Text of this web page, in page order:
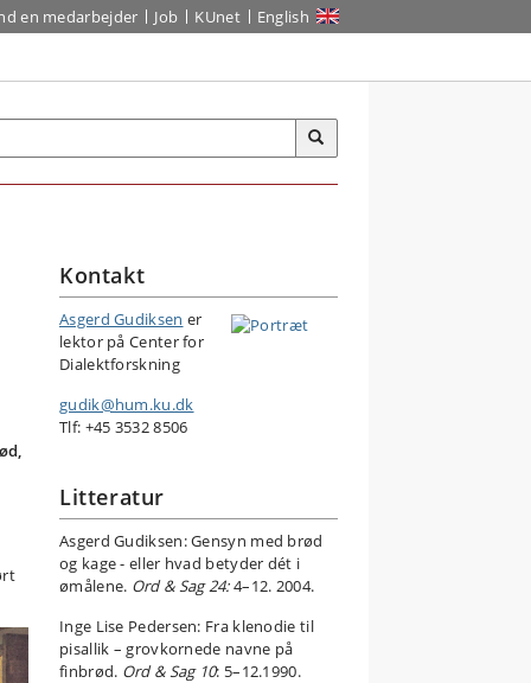
en medarbejder Job KUnet English
Kontakt
Asgerd Gudiksen er
lektor på Center for
Dialektforskning
gudik@hum.ku.dk
Tlf: +45 3532 8506
Litteratur
Asgerd Gudiksen: Gensyn med brød
og kage - eller hvad betyder dét i
ømålene. Ord & Sag 24:4–12. 2004.
Inge Lise Pedersen: Fra klenodie til
pisallik – grovkornede navne på
finbrød. Ord & Sag 10: 5–12.1990.